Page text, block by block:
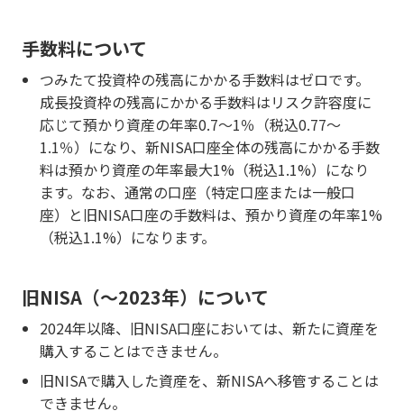
手数料について
つみたて投資枠の残高にかかる手数料はゼロです。
成長投資枠の残高にかかる手数料はリスク許容度に
応じて預かり資産の年率0.7～1％（税込0.77～
1.1％）になり、新NISA口座全体の残高にかかる手数
料は預かり資産の年率最大1%（税込1.1%）になり
ます。なお、通常の口座（特定口座または一般口
座）と旧NISA口座の手数料は、預かり資産の年率1%
（税込1.1%）になります。
旧NISA（〜2023年）について
2024年以降、旧NISA口座においては、新たに資産を
購入することはできません。
旧NISAで購入した資産を、新NISAへ移管することは
できません。